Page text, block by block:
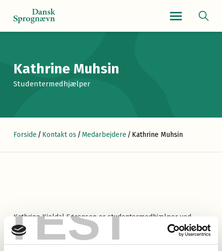
TEST
Navigationsmenu
Kathrine Muhsin
Studentermedhjælper
Forside / Kontakt os / Medarbejdere / Kathrine Muhsin
Kathrine Kjeldal Sørensen er studentermedhjælper ved
Dansk Sprognævn. Hun arbejder bl.a. med at producere
indhold til Sprognævnets SoMe-kanaler samt med at